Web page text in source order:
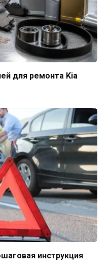
для ремонта Kia
инструкция